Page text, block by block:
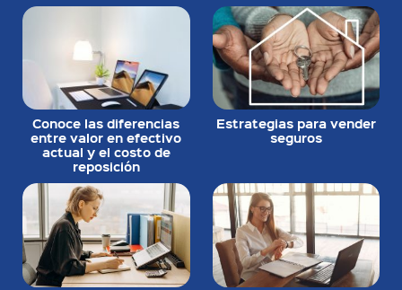
Conoce las diferencias
entre valor en efectivo
actual y el costo de
reposición
Estrategias para vender
seguros